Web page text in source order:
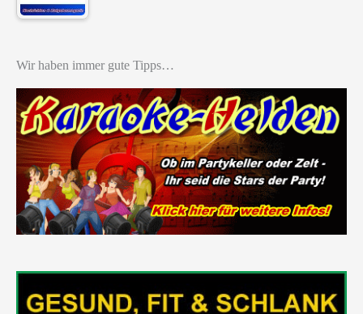
Wir haben immer gute Tipps…